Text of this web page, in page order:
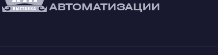
АВТОМАТИЗАЦИИ